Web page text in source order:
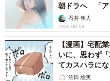
朝ドラへ 「ア
石井 隼人
2026.08.10
【漫画】宅配
いに、思わず
てカスハラに
沼田 絵美